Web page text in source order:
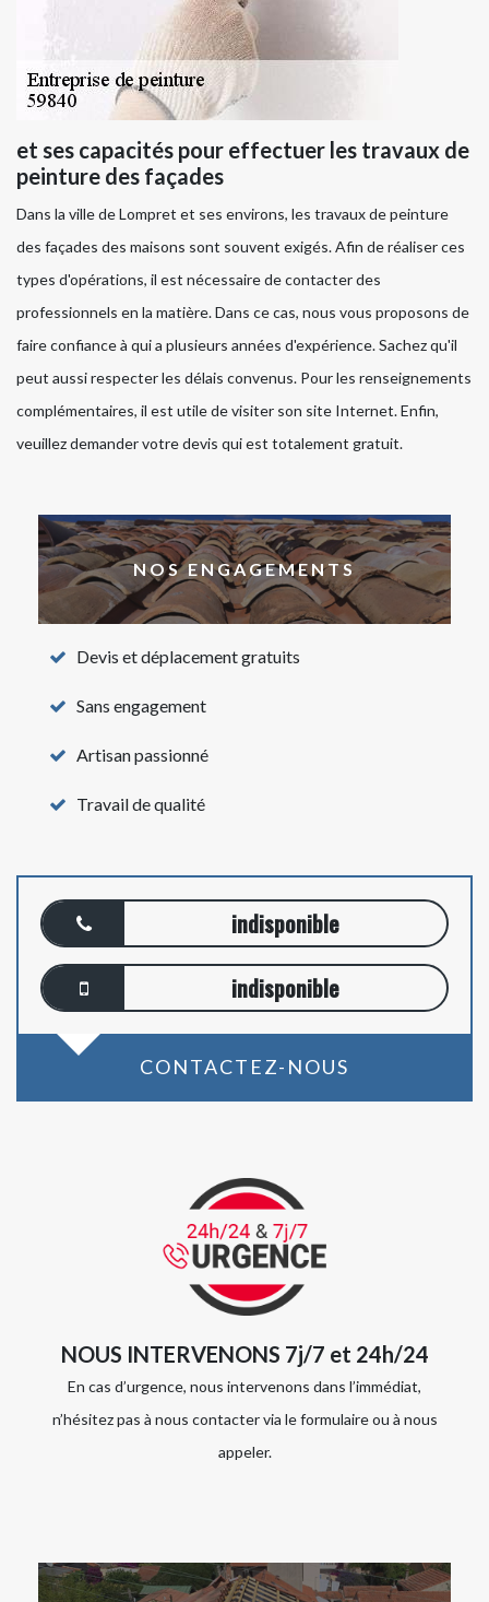
et ses capacités pour effectuer les travaux de
peinture des façades
Dans la ville de Lompret et ses environs, les travaux de peinture
des façades des maisons sont souvent exigés. Afin de réaliser ces
types d'opérations, il est nécessaire de contacter des
professionnels en la matière. Dans ce cas, nous vous proposons de
faire confiance à qui a plusieurs années d'expérience. Sachez qu'il
peut aussi respecter les délais convenus. Pour les renseignements
complémentaires, il est utile de visiter son site Internet. Enfin,
veuillez demander votre devis qui est totalement gratuit.
NOS ENGAGEMENTS
Devis et déplacement gratuits
Sans engagement
Artisan passionné
Travail de qualité
indisponible
indisponible
CONTACTEZ-NOUS
NOUS INTERVENONS 7j/7 et 24h/24
En cas d’urgence, nous intervenons dans l’immédiat,
n’hésitez pas à nous contacter via le formulaire ou à nous
appeler.